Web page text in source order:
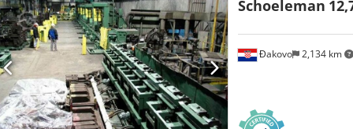
Đakovo 2,134 km
Schoeleman